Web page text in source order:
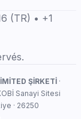
(TR) • +1
ŞİRKETİ·
Sanayi Sitesi
· 26250